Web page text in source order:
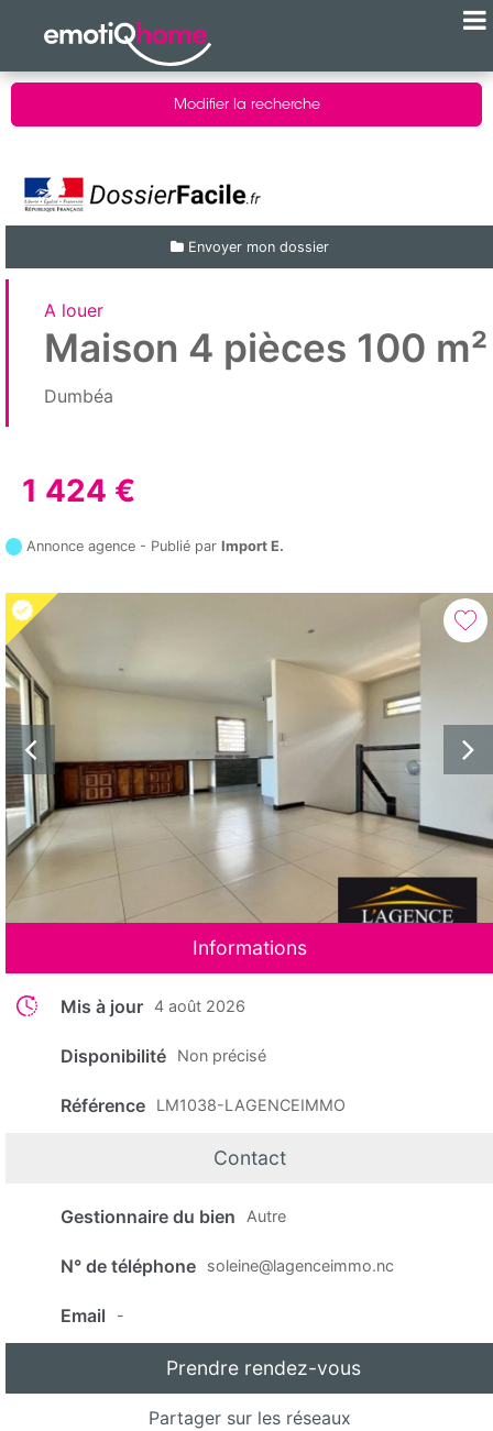
Modifier la recherche
Envoyer mon dossier
A louer
Maison 4 pièces 100 m²
Dumbéa
1 424 €
Annonce agence - Publié parImport E.
Informations
Mis à jour 4 août 2026
Disponibilité Non précisé
Référence LM1038-LAGENCEIMMO
Contact
Gestionnaire du bien Autre
N° de téléphone soleine@lagenceimmo.nc
Email -
Prendre rendez-vous
Partager sur les réseaux